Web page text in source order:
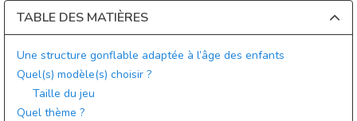
TABLE DES MATIÈRES
Une structure gonflable adaptée à l’âge des enfants
Quel(s) modèle(s) choisir ?
Taille du jeu
Quel thème ?